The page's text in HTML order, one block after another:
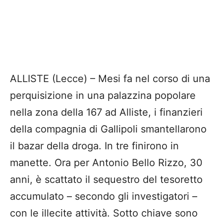
ALLISTE (Lecce) – Mesi fa nel corso di una
perquisizione in una palazzina popolare
nella zona della 167 ad Alliste, i finanzieri
della compagnia di Gallipoli smantellarono
il bazar della droga. In tre finirono in
manette. Ora per Antonio Bello Rizzo, 30
anni, è scattato il sequestro del tesoretto
accumulato – secondo gli investigatori –
con le illecite attività. Sotto chiave sono